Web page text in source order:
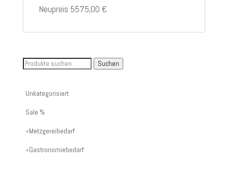
Neupreis 5575,00 €
Suche
Artikelnummer
oder
Suchen
Unkategorisiert
Sale %
Metzgereibedarf
Gastronomiebedarf